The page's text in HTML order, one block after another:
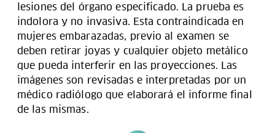
lesiones del órgano especificado. La prueba es
indolora y no invasiva. Esta contraindicada en
mujeres embarazadas, previo al examen se
deben retirar joyas y cualquier objeto metálico
que pueda interferir en las proyecciones. Las
imágenes son revisadas e interpretadas por un
médico radiólogo que elaborará el informe final
de las mismas.